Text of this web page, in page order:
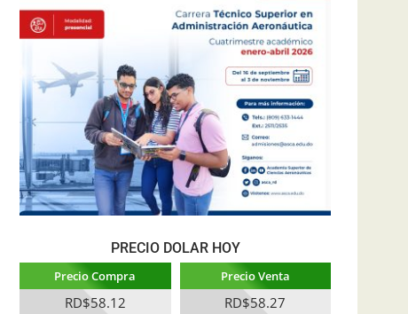
PRECIO DOLAR HOY
Precio Compra
RD$58.12
Precio Venta
RD$58.27